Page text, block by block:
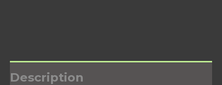
Description